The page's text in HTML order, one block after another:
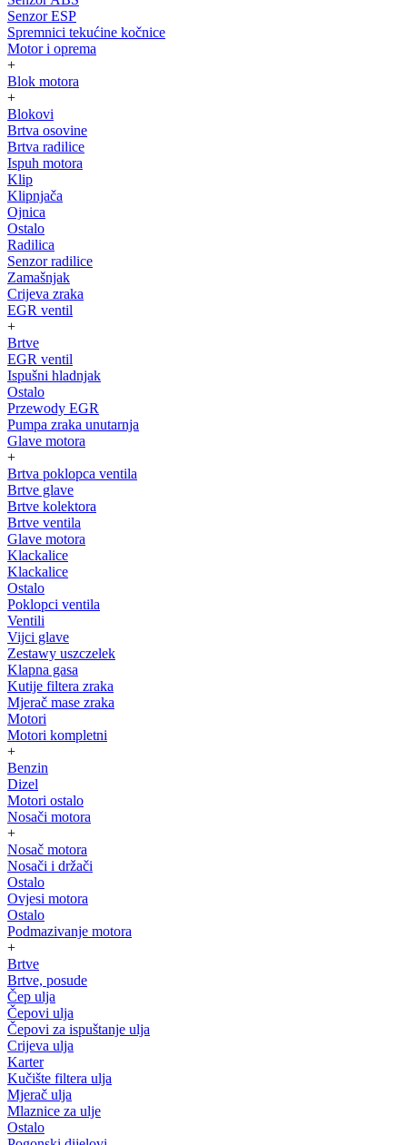
Senzor ESP
Spremnici tekućine kočnice
Motor i oprema
+
Blok motora
+
Blokovi
Brtva osovine
Brtva radilice
Ispuh motora
Klip
Klipnjača
Ojnica
Ostalo
Radilica
Senzor radilice
Zamašnjak
Crijeva zraka
EGR ventil
+
Brtve
EGR ventil
Ispušni hladnjak
Ostalo
Przewody EGR
Pumpa zraka unutarnja
Glave motora
+
Brtva poklopca ventila
Brtve glave
Brtve kolektora
Brtve ventila
Glave motora
Klackalice
Klackalice
Ostalo
Poklopci ventila
Ventili
Vijci glave
Zestawy uszczelek
Klapna gasa
Kutije filtera zraka
Mjerač mase zraka
Motori
Motori kompletni
+
Benzin
Dizel
Motori ostalo
Nosači motora
+
Nosač motora
Nosači i držači
Ostalo
Ovjesi motora
Ostalo
Podmazivanje motora
+
Brtve
Brtve, posude
Čep ulja
Čepovi ulja
Čepovi za ispuštanje ulja
Crijeva ulja
Karter
Kučište filtera ulja
Mjerač ulja
Mlaznice za ulje
Ostalo